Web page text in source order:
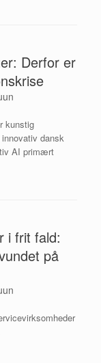
Derfor er
kunstig
dansk
AI primært
i frit fald:
på